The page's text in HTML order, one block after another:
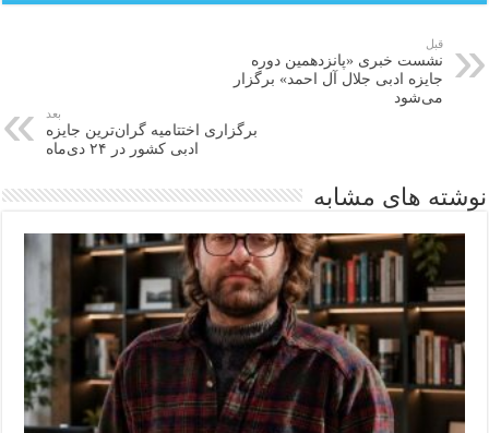
قبل
نشست خبری «پانزدهمین دوره
جایزه ادبی جلال آل احمد» برگزار
می‌شود
بعد
برگزاری اختتامیه گران‌ترین جایزه
ادبی کشور در ۲۴ دی‌ماه
نوشته های مشابه